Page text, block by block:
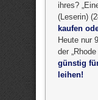
ihres?
(Leserin)
kaufen
Heute nur
der
günstig
leihen!